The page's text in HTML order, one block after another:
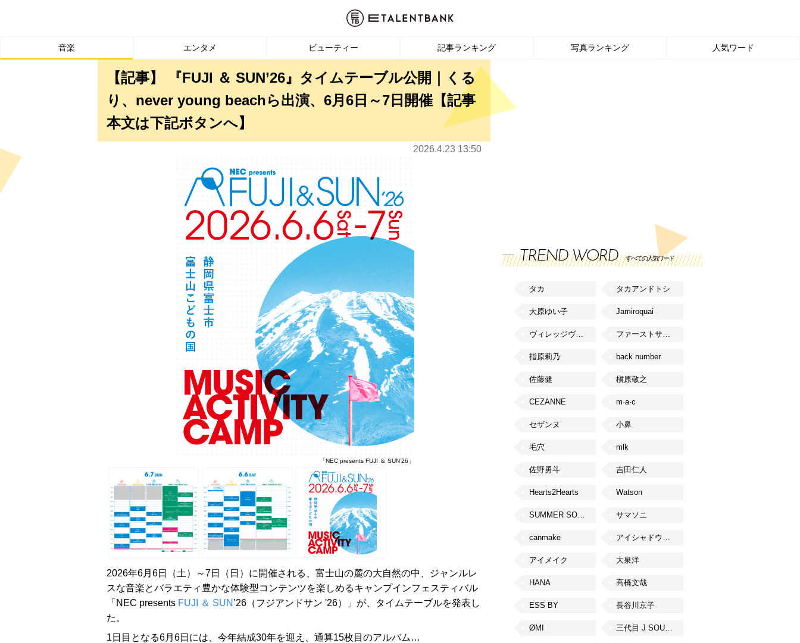
音楽 エンタメ ビューティー 記事ランキング 写真ランキング 人気ワード
【記事】 『FUJI ＆ SUN’26』タイムテーブル公開｜くる
り、never young beachら出演、6月6日～7日開催【記事
本文は下記ボタンへ】
2026.4.23 13:50
「NEC presents FUJI ＆ SUN’26」
2026年6月6日（土）～7日（日）に開催される、富士山の麓の大自然の中、ジャンルレ
スな音楽とバラエティ豊かな体験型コンテンツを楽しめるキャンプインフェスティバル
「NEC presents FUJI ＆ SUN ’26（フジアンドサン '26）」が、タイムテーブルを発表し
た。
1日目となる6月6日には、今年結成30年を迎え、通算15枚目のアルバム…
TREND WORD すべての人気ワード
タカ タカアンドトシ
大原ゆい子 Jamiroquai
ヴィレッジヴァンガード ファーストサマーウイカ
指原莉乃 back number
佐藤健 槇原敬之
CEZANNE m·a·c
セザンヌ 小鼻
毛穴 mlk
佐野勇斗 吉田仁人
Hearts2Hearts Watson
SUMMER SONIC サマソニ
canmake アイシャドウベース
アイメイク 大泉洋
HANA 高橋文哉
ESS BY 長谷川京子
ØMI 三代目 J SOUL BROTHERS from EXILE TRIBE